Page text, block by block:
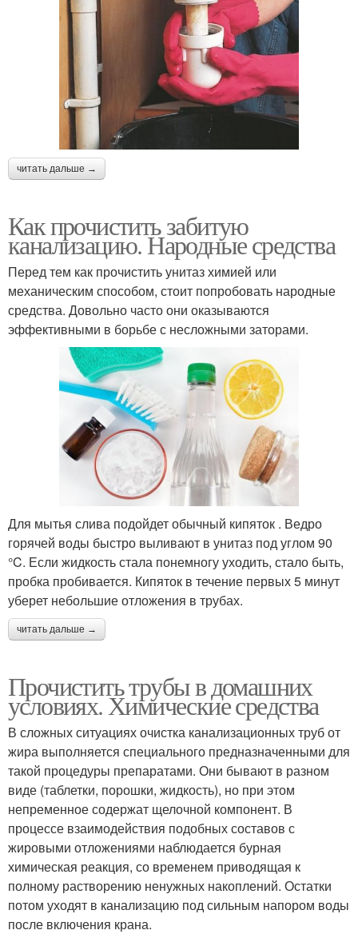
читать дальше →
Как прочистить забитую
канализацию. Народные средства
Перед тем как прочистить унитаз химией или
механическим способом, стоит попробовать народные
средства. Довольно часто они оказываются
эффективными в борьбе с несложными заторами.
Для мытья слива подойдет обычный кипяток . Ведро
горячей воды быстро выливают в унитаз под углом 90
°C. Если жидкость стала понемногу уходить, стало быть,
пробка пробивается. Кипяток в течение первых 5 минут
уберет небольшие отложения в трубах.
читать дальше →
Прочистить трубы в домашних
условиях. Химические средства
В сложных ситуациях очистка канализационных труб от
жира выполняется специального предназначенными для
такой процедуры препаратами. Они бывают в разном
виде (таблетки, порошки, жидкость), но при этом
непременное содержат щелочной компонент. В
процессе взаимодействия подобных составов с
жировыми отложениями наблюдается бурная
химическая реакция, со временем приводящая к
полному растворению ненужных накоплений. Остатки
потом уходят в канализацию под сильным напором воды
после включения крана.